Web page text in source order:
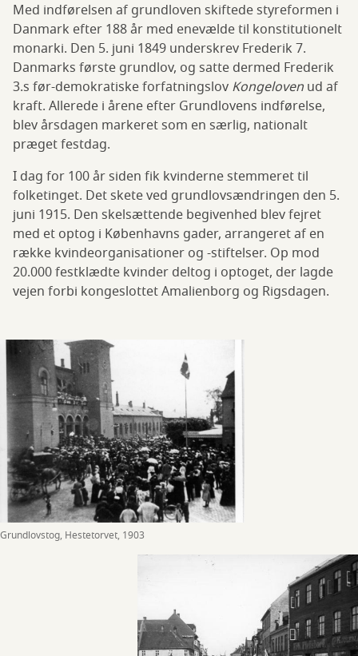
Med indførelsen af grundloven skiftede styreformen i
Danmark efter 188 år med enevælde til konstitutionelt
monarki. Den 5. juni 1849 underskrev Frederik 7.
Danmarks første grundlov, og satte dermed Frederik
3.s før-demokratiske forfatningslov Kongeloven ud af
kraft. Allerede i årene efter Grundlovens indførelse,
blev årsdagen markeret som en særlig, nationalt
præget festdag.
I dag for 100 år siden fik kvinderne stemmeret til
folketinget. Det skete ved grundlovsændringen den 5.
juni 1915. Den skelsættende begivenhed blev fejret
med et optog i Københavns gader, arrangeret af en
række kvindeorganisationer og -stiftelser. Op mod
20.000 festklædte kvinder deltog i optoget, der lagde
vejen forbi kongeslottet Amalienborg og Rigsdagen.
Grundlovstog, Hestetorvet, 1903